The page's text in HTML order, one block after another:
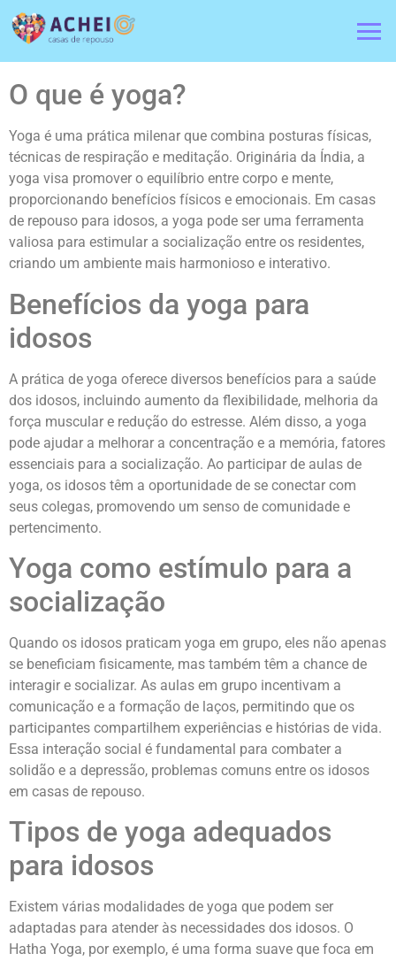
O que é yoga?
Yoga é uma prática milenar que combina posturas físicas,
técnicas de respiração e meditação. Originária da Índia, a
yoga visa promover o equilíbrio entre corpo e mente,
proporcionando benefícios físicos e emocionais. Em casas
de repouso para idosos, a yoga pode ser uma ferramenta
valiosa para estimular a socialização entre os residentes,
criando um ambiente mais harmonioso e interativo.
Benefícios da yoga para
idosos
A prática de yoga oferece diversos benefícios para a saúde
dos idosos, incluindo aumento da flexibilidade, melhoria da
força muscular e redução do estresse. Além disso, a yoga
pode ajudar a melhorar a concentração e a memória, fatores
essenciais para a socialização. Ao participar de aulas de
yoga, os idosos têm a oportunidade de se conectar com
seus colegas, promovendo um senso de comunidade e
pertencimento.
Yoga como estímulo para a
socialização
Quando os idosos praticam yoga em grupo, eles não apenas
se beneficiam fisicamente, mas também têm a chance de
interagir e socializar. As aulas em grupo incentivam a
comunicação e a formação de laços, permitindo que os
participantes compartilhem experiências e histórias de vida.
Essa interação social é fundamental para combater a
solidão e a depressão, problemas comuns entre os idosos
em casas de repouso.
Tipos de yoga adequados
para idosos
Existem várias modalidades de yoga que podem ser
adaptadas para atender às necessidades dos idosos. O
Hatha Yoga, por exemplo, é uma forma suave que foca em